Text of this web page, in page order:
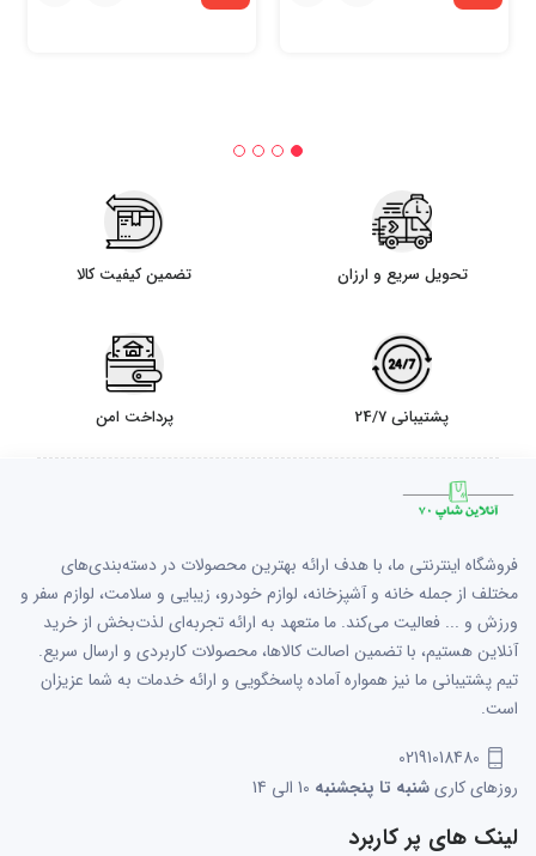
تحویل سریع و ارزان تضمین کیفیت کالا
پشتیبانی 24/7 پرداخت امن
فروشگاه اینترنتی ما، با هدف ارائه بهترین محصولات در دسته‌بندی‌های
مختلف از جمله خانه و آشپزخانه، لوازم خودرو، زیبایی و سلامت، لوازم سفر و
ورزش و ... فعالیت می‌کند. ما متعهد به ارائه تجربه‌ای لذت‌بخش از خرید
آنلاین هستیم، با تضمین اصالت کالاها، محصولات کاربردی و ارسال سریع.
تیم پشتیبانی ما نیز همواره آماده پاسخگویی و ارائه خدمات به شما عزیزان
است.
02191018480
روزهای کاریشنبه تا پنجشنبه
لینک های پر کاربرد